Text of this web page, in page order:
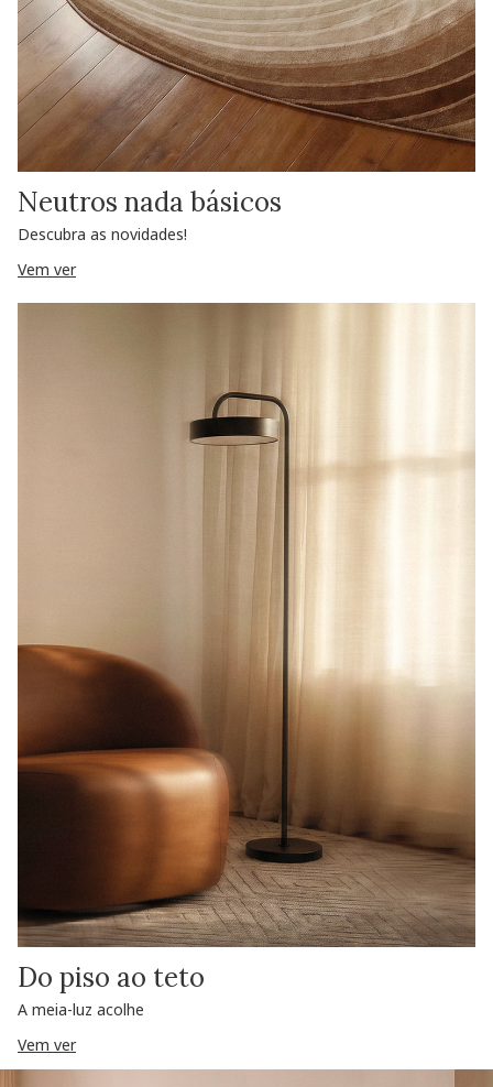
Neutros nada básicos
Descubra as novidades!
Vem ver
Do piso ao teto
A meia-luz acolhe
Vem ver